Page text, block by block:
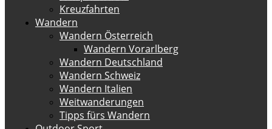
Kreuzfahrten
Wandern
Wandern Österreich
Wandern Vorarlberg
Wandern Deutschland
Wandern Schweiz
Wandern Italien
Weitwanderungen
Tipps fürs Wandern